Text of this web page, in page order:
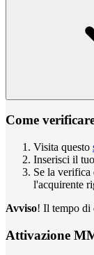
Come
Visita questo
Inserisci il
Se la verifica
l'acquirente
Avviso! Il tempo di
Attivazione